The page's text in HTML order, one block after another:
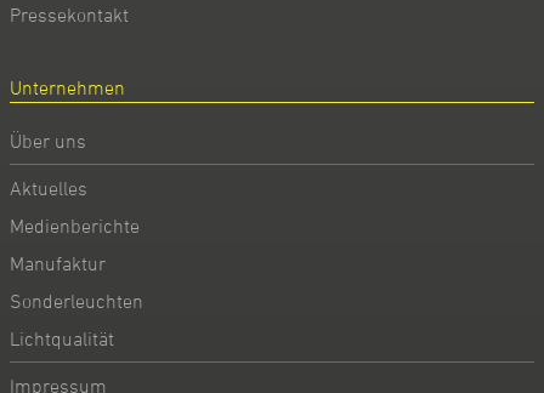
Pressekontakt
Unternehmen
Über uns
Aktuelles
Medienberichte
Manufaktur
Sonderleuchten
Lichtqualität
Impressum